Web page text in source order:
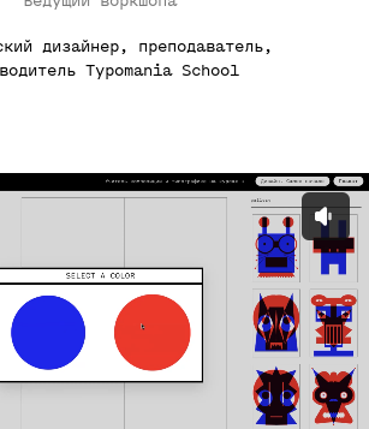
дизайнер, преподаватель,
Typomania School